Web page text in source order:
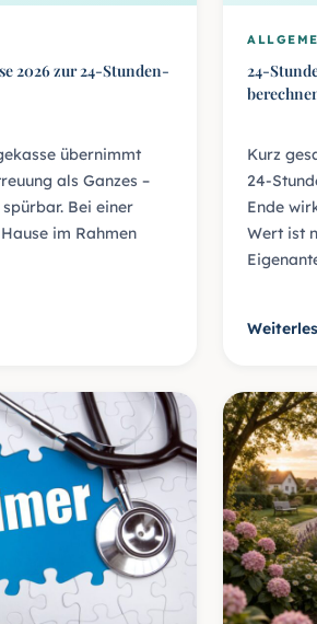
2026 zur 24-Stunden-
übernimmt
als Ganzes –
Bei einer
im Rahmen
24-
Kurz
24-
Ende
Wert ist